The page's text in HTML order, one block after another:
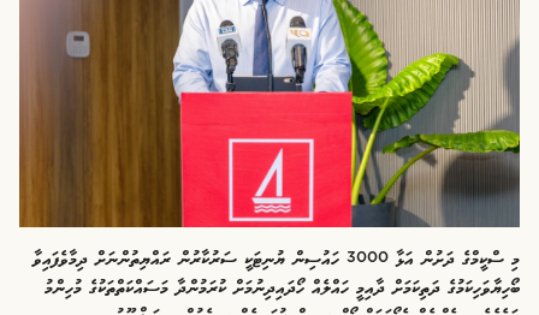
މި ސްކީމްގެ ދަށުން އަޅާ 3000 ހައުސިން ޔުނިޓަކީ ސަރުކާރުން ރައްޔިތުންނަށް ދިމާވެފައިވާ
ބޯހިޔާވަހިކަމުގެ ދަތިކަމަށް ދާއިމީ ހައްލެއް ހޯދައިދިނުމަށް ކުރަމުންދާ މަސައްކަތްތަކުގެ މުހިންމު